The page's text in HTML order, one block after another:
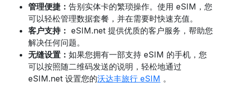
管理便捷： 告别实体卡的繁琐操作。使用 eSIM，您
可以轻松管理数据套餐，并在需要时快速充值。
客户支持： eSIM.net 提供优质的客户服务，帮助您
解决任何问题。
无缝设置： 如果您拥有一部支持 eSIM 的手机，您
可以按照随二维码发送的说明， 轻松地通过
eSIM.net 设置您的沃达丰旅行 eSIM 。